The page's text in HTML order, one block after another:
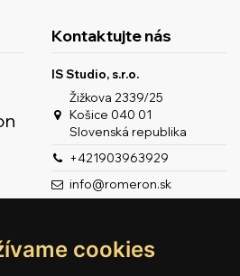
cookies
Kontaktujte nás
IS Studio, s.r.o.
Žižkova 2339/25
Košice 040 01
Slovenská republika
+421903963929
info@romeron.sk